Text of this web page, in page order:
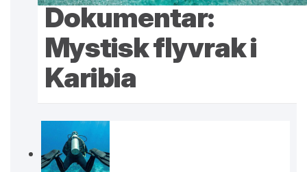
Dokumentar:
Mystisk flyvrak i
Karibia